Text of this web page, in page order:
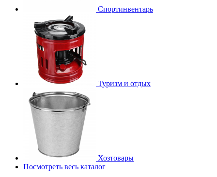
Спортинвентарь
Туризм и отдых
Хозтовары
Посмотреть весь каталог